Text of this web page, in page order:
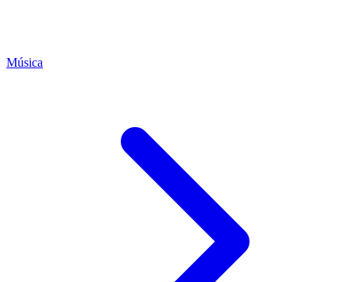
Música